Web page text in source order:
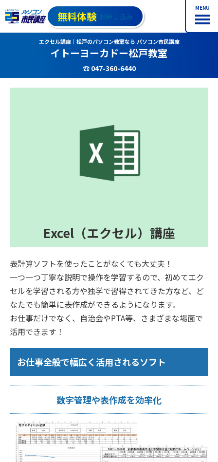
MENU
無料体験 お申し込み
エクセル講座｜松戸のパソコン教室なら パソコン市民講座
イトーヨーカドー松戸教室
☎ 047-360-6440
Excel（エクセル）講座
表計算ソフトを使ったことがなくても大丈夫！
一つ一つ丁寧な説明で操作を学習するので、初めてエク
セルを学習される方や独学で習得されてきた方など、ど
なたでも簡単に表作成ができるようになります。
お仕事だけでなく、自治会やPTA等、さまざまな場面で
活用できます！
お仕事全般で幅広く活用されるソフト
数字管理や表作成を効率化